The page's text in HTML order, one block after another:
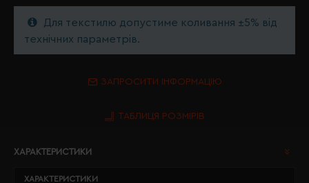
Для текстилю допустиме коливання ±5% від
технічних параметрів.
ЗАПРОСИТИ ІНФОРМАЦІЮ
ТАБЛИЦЯ РОЗМІРІВ
ХАРАКТЕРИСТИКИ
ХАРАКТЕРИСТИКИ